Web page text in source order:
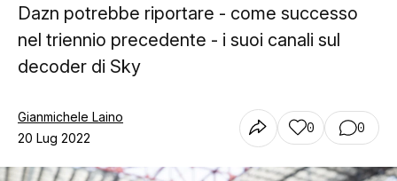
Contatti
Dazn potrebbe riportare - come successo
nel triennio precedente - i suoi canali sul
decoder di Sky
Gianmichele Laino
20 Lug 2022
0 0